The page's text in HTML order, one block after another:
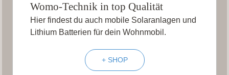
Womo-Technik in top Qualität
Hier findest du auch mobile Solaranlagen und
Lithium Batterien für dein Wohnmobil.
+ SHOP